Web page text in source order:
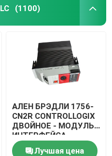
(1100)
АЛЕН БРЭДЛИ 1756-
CN2R CONTROLLOGIX
ДВОЙНОЕ - МОДУЛЬ
ИНТЕРФЕЙСА
КАНАЛА
Лучшая цена